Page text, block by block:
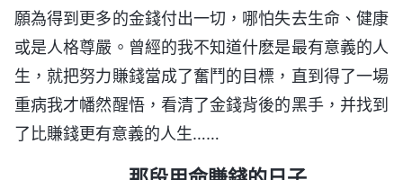
願為得到更多的金錢付出一切，哪怕失去生命、健康
或是人格尊嚴。曾經的我不知道什麽是最有意義的人
生，就把努力賺錢當成了奮鬥的目標，直到得了一場
重病我才幡然醒悟，看清了金錢背後的黑手，并找到
了比賺錢更有意義的人生……